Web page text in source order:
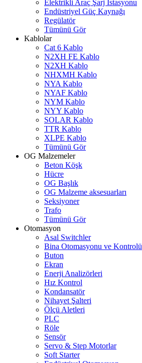
Elektrikli Araç Şarj İstasyonu
Endüstriyel Güç Kaynağı
Regülatör
Tümünü Gör
Kablolar
Cat 6 Kablo
N2XH FE Kablo
N2XH Kablo
NHXMH Kablo
NYA Kablo
NYAF Kablo
NYM Kablo
NYY Kablo
SOLAR Kablo
TTR Kablo
XLPE Kablo
Tümünü Gör
OG Malzemeler
Beton Köşk
Hücre
OG Başlık
OG Malzeme aksesuarları
Seksiyoner
Trafo
Tümünü Gör
Otomasyon
Asal Switchler
Bina Otomasyonu ve Kontrolü
Buton
Ekran
Enerji Analizörleri
Hız Kontrol
Kondansatör
Nihayet Şalteri
Ölçü Aletleri
PLC
Röle
Sensör
Servo & Step Motorlar
Soft Starter